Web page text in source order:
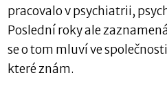
pracovalo v psychiatrii,
Poslední roky ale
se o tom mluví ve
které znám.